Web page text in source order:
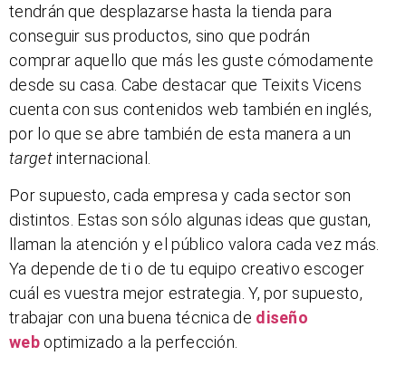
tendrán que desplazarse hasta la tienda para
conseguir sus productos, sino que podrán
comprar aquello que más les guste cómodamente
desde su casa. Cabe destacar que Teixits Vicens
cuenta con sus contenidos web también en inglés,
por lo que se abre también de esta manera a un
targetinternacional.
Por supuesto, cada empresa y cada sector son
distintos. Estas son sólo algunas ideas que gustan,
llaman la atención y el público valora cada vez más.
Ya depende de ti o de tu equipo creativo escoger
cuál es vuestra mejor estrategia. Y, por supuesto,
trabajar con una buena técnica de diseño
web optimizado a la perfección.